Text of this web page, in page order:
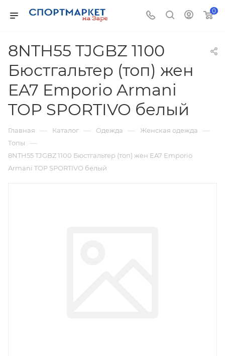
0
8NTH55 TJGBZ 1100
Бюстгальтер (топ) жен
EA7 Emporio Armani
TOP SPORTIVO белый
Главная — Каталог — Одежда — Женская одежда —
Топы —
8NTH55 TJGBZ 1100 Бюстгальтер (топ) жен EA7 Emporio
Armani TOP SPORTIVO белый